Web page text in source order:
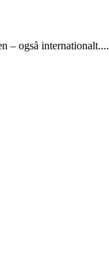
– også internationalt....